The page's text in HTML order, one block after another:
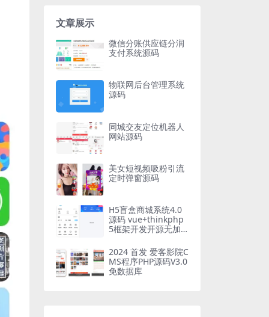
文章展示
微信分账供应链分润
支付系统源码
物联网后台管理系统
源码
同城交友定位机器人
网站源码
美女短视频吸粉引流
定时弹窗源码
H5盲盒商城系统4.0
源码 vue+thinkphp
5框架开发开源无加
2024 首发 爱客影院C
MS程序PHP源码V3.0
免数据库